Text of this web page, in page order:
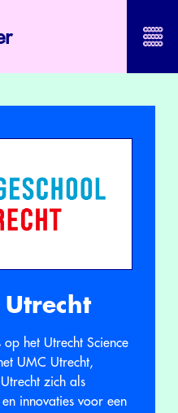
Utrecht
het Utrecht Science
UMC Utrecht,
zich als
innovaties voor een